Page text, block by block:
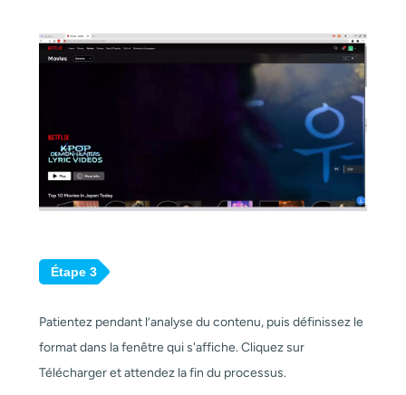
Étape 3
Patientez pendant l’analyse du contenu, puis définissez le
format dans la fenêtre qui s'affiche. Cliquez sur
Télécharger et attendez la fin du processus.